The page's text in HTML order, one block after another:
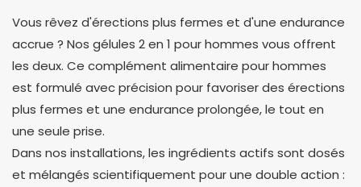
Vous rêvez d'érections plus fermes et d'une endurance
accrue ? Nos gélules 2 en 1 pour hommes vous offrent
les deux. Ce complément alimentaire pour hommes
est formulé avec précision pour favoriser des érections
plus fermes et une endurance prolongée, le tout en
une seule prise.
Dans nos installations, les ingrédients actifs sont dosés
et mélangés scientifiquement pour une double action :